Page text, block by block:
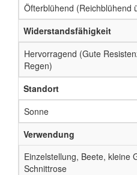
Öfterblühend (Reichblühend
Widerstandsfähigkeit
Hervorragend (Gute
Regen)
Standort
Sonne
Verwendung
Einzelstellung, Beete, kleine
Schnittrose